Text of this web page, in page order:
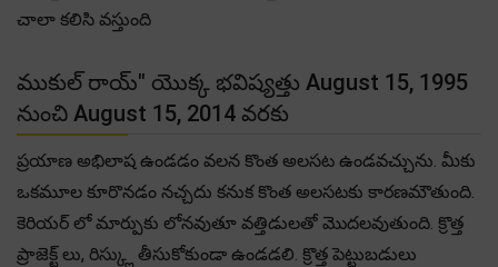
చాలా కలిసి వస్తుంది
ముకుల్ రాయ్" యొక్క భవిష్యత్తు August 15, 1995
నుంచి August 15, 2014 వరకు
ప్రయాణ అభిలాష ఉండడం వలన కొంత అలసట ఉండవచ్చును. మీకు
ఒకమూల కూరొనడం నచ్చదు కనుక కొంత అలసటకు కారణమౌతుంది.
కెరియర్ లో మార్పుకు లోనవుతూ వత్తిడులతో మొదలవుతుంది. క్రొత్త
ప్రాజెక్ట్ లు, రిస్క్లు తీసుకోకుండా ఉండడలి. క్రొత్త పెట్టుబడులు